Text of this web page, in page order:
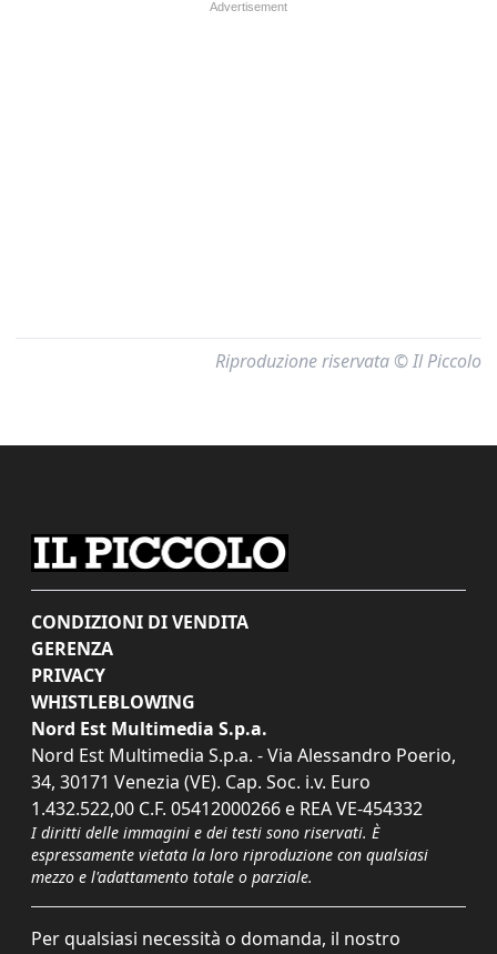
Riproduzione riservata © Il Piccolo
CONDIZIONI DI VENDITA
GERENZA
PRIVACY
WHISTLEBLOWING
Nord Est Multimedia S.p.a.
Nord Est Multimedia S.p.a. - Via Alessandro Poerio,
34, 30171 Venezia (VE). Cap. Soc. i.v. Euro
1.432.522,00 C.F. 05412000266 e REA VE-454332
I diritti delle immagini e dei testi sono riservati. È
espressamente vietata la loro riproduzione con qualsiasi
mezzo e l'adattamento totale o parziale.
Per qualsiasi necessità o domanda, il nostro